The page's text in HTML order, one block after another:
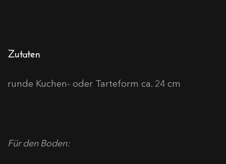
Zutaten
runde Kuchen- oder Tarteform ca. 24 cm
Für den Boden: